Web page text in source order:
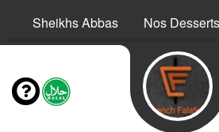
Sheikhs Abbas Nos Desserts